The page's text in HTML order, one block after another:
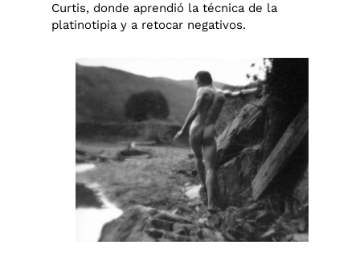
Curtis, donde aprendió la técnica de la
platinotipia y a retocar negativos.